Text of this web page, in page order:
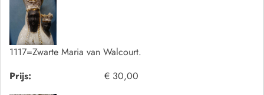
1117=Zwarte Maria van Walcourt.
Prijs:
€ 30,00